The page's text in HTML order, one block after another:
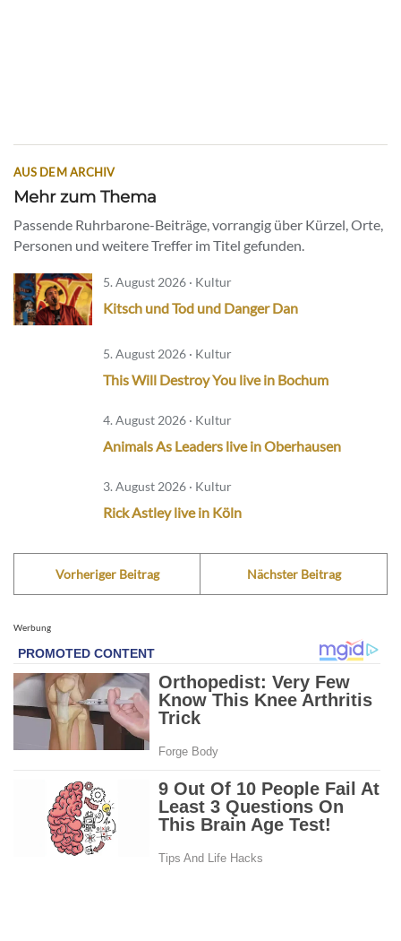
AUS DEM ARCHIV
Mehr zum Thema
Passende Ruhrbarone-Beiträge, vorrangig über Kürzel, Orte,
Personen und weitere Treffer im Titel gefunden.
5. August 2026 · Kultur
Kitsch und Tod und Danger Dan
5. August 2026 · Kultur
This Will Destroy You live in Bochum
4. August 2026 · Kultur
Animals As Leaders live in Oberhausen
3. August 2026 · Kultur
Rick Astley live in Köln
Vorheriger Beitrag Nächster Beitrag
Werbung